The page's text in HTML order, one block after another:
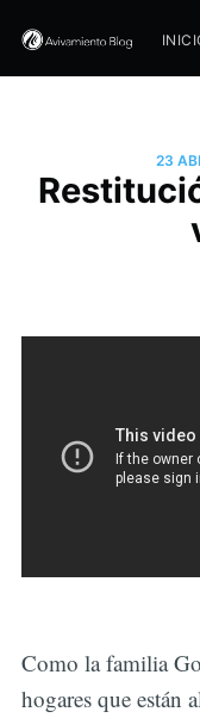
23
Como la familia
hogares que están